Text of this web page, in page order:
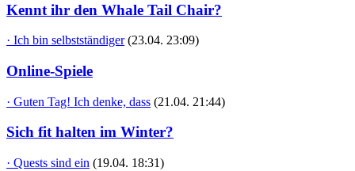
Kennt ihr den Whale Tail Chair?
· Ich bin selbstständiger (23.04. 23:09)
Online-Spiele
· Guten Tag! Ich denke, dass (21.04. 21:44)
Sich fit halten im Winter?
· Quests sind ein (19.04. 18:31)